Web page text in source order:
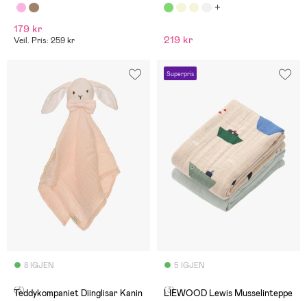
179 kr
Veil. Pris: 259 kr 219 kr
8 IGJEN
(3)
Teddykompaniet Diinglisar Kanin
Superpris
5 IGJEN
(3)
LIEWOOD Lewis Musselinteppe